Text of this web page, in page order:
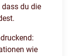
du die
wie